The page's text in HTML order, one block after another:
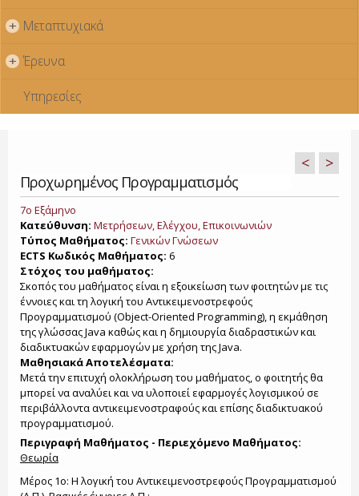
+ Μεταπτυχιακά
+ Έρευνα
Υπηρεσίες
Προχωρημένος Προγραμματισμός
< >
7ο Εξάμηνο
Κατεύθυνση: Μετρήσεων, Ελέγχου, Επικοινωνιών
Τύπος Μαθήματος: Γενικών Γνώσεων
ECTS Κωδικός Μαθήματος: 6
Στόχος του μαθήματος:
Σκοπός του μαθήματος είναι η εξοικείωση των φοιτητών με τις
έννοιες και τη λογική του Αντικειμενοστρεφούς
Προγραμματισμού (Object-Oriented Programming), η εκμάθηση
της γλώσσας Java καθώς και η δημιουργία διαδραστικών και
διαδικτυακών εφαρμογών με χρήση της Java.
Μαθησιακά Αποτελέσματα:
Μετά την επιτυχή ολοκλήρωση του μαθήματος, ο φοιτητής θα
μπορεί να αναλύει και να υλοποιεί εφαρμογές λογισμικού σε
περιβάλλοντα αντικειμενοστραφούς και επίσης διαδικτυακού
προγραμματισμού.
Περιγραφή Μαθήματος - Περιεχόμενο Μαθήματος:
Θεωρία
Μέρος 1ο: Η λογική του Αντικειμενοστρεφούς Προγραμματισμού